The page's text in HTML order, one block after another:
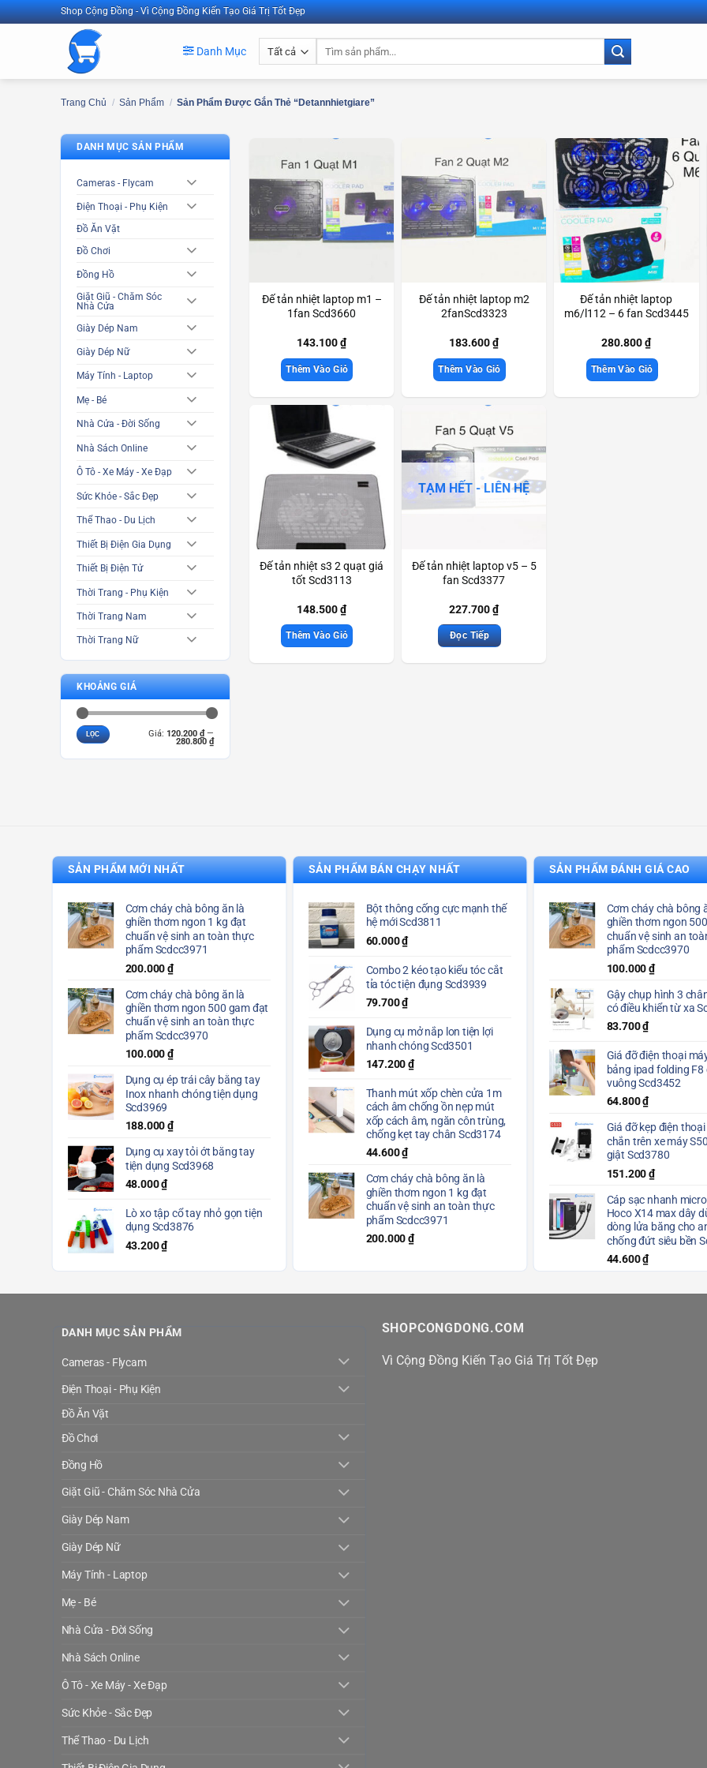
Bỏ
qua
Shop Cộng Đồng - Vì Cộng Đồng Kiến Tạo Giá Trị Tốt Đẹp
Danh Mục
Trang Chủ / Sản Phẩm / Sản Phẩm Được Gắn Thẻ “detannhietgiare”
DANH MỤC SẢN PHẨM
Cameras - Flycam
Điện Thoại - Phụ Kiện
Đồ Ăn Vặt
Đồ Chơi
Đồng Hồ
Giặt Giũ - Chăm Sóc
Nhà Cửa
Giày Dép Nam
Giày Dép Nữ
Máy Tính - Laptop
Mẹ - Bé
Nhà Cửa - Đời Sống
Nhà Sách Online
Ô Tô - Xe Máy - Xe Đạp
Sức Khỏe - Sắc Đẹp
Thể Thao - Du Lịch
Thiết Bị Điện Gia Dụng
Thiết Bị Điện Tử
Thời Trang - Phụ Kiện
Thời Trang Nam
Thời Trang Nữ
KHOẢNG GIÁ
Giá
tối
thiểu
Giá
tối
đa
LỌC Giá: 120.200 ₫—
280.800 ₫
Đế tản nhiệt laptop m1 –
1fan Scd3660
143.100₫
Thêm Vào Giỏ
Đế tản nhiệt laptop m2
2fanScd3323
183.600₫
Thêm Vào Giỏ
Đế tản nhiệt laptop
m6/l112 – 6 fan Scd3445
280.800₫
Thêm Vào Giỏ
Đế tản nhiệt s3 2 quạt giá
tốt Scd3113
148.500₫
Thêm Vào Giỏ
TẠM HẾT - LIÊN HỆ
Đế tản nhiệt laptop v5 – 5
fan Scd3377
227.700₫
Đọc Tiếp
SẢN PHẨM MỚI NHẤT
Cơm cháy chà bông ăn là
ghiền thơm ngon 1 kg đạt
chuẩn vệ sinh an toàn thực
phẩm Scdcc3971
200.000₫
Cơm cháy chà bông ăn là
ghiền thơm ngon 500 gam đạt
chuẩn vệ sinh an toàn thực
phẩm Scdcc3970
100.000₫
Dụng cụ ép trái cây bằng tay
Inox nhanh chóng tiện dụng
Scd3969
188.000₫
Dụng cụ xay tỏi ớt bằng tay
tiện dụng Scd3968
48.000₫
Lò xo tập cổ tay nhỏ gọn tiện
dụng Scd3876
43.200₫
SẢN PHẨM BÁN CHẠY NHẤT
Bột thông cống cực mạnh thế
hệ mới Scd3811
60.000₫
Combo 2 kéo tạo kiểu tóc cắt
tỉa tóc tiện đụng Scd3939
79.700₫
Dụng cụ mở nắp lon tiện lợi
nhanh chóng Scd3501
147.200₫
Thanh mút xốp chèn cửa 1m
cách âm chống ồn nẹp mút
xốp cách âm, ngăn côn trùng,
chống kẹt tay chân Scd3174
44.600₫
Cơm cháy chà bông ăn là
ghiền thơm ngon 1 kg đạt
chuẩn vệ sinh an toàn thực
phẩm Scdcc3971
200.000₫
SẢN PHẨM ĐÁNH GIÁ CAO
Cơm cháy chà bông
ghiền thơm ngon
chuẩn vệ sinh an
phẩm Scdcc3970
100.000₫
Gậy chụp hình 3
có điều khiển từ xa
83.700₫
Giá đỡ điện thoại
bảng ipad folding F8
vuông Scd3452
64.800₫
Giá đỡ kẹp điện
chắn trên xe máy
giật Scd3780
151.200₫
Cáp sạc nhanh
Hoco X14 max dây
dòng lửa băng cho
chống đứt siêu bền
44.600₫
DANH MỤC SẢN PHẨM
Cameras - Flycam
Điện Thoại - Phụ Kiện
Đồ Ăn Vặt
Đồ Chơi
Đồng Hồ
Giặt Giũ - Chăm Sóc Nhà Cửa
Giày Dép Nam
Giày Dép Nữ
Máy Tính - Laptop
Mẹ - Bé
Nhà Cửa - Đời Sống
Nhà Sách Online
Ô Tô - Xe Máy - Xe Đạp
Sức Khỏe - Sắc Đẹp
Thể Thao - Du Lịch
SHOPCONGDONG.COM
Vì Cộng Đồng Kiến Tạo Giá Trị Tốt Đẹp